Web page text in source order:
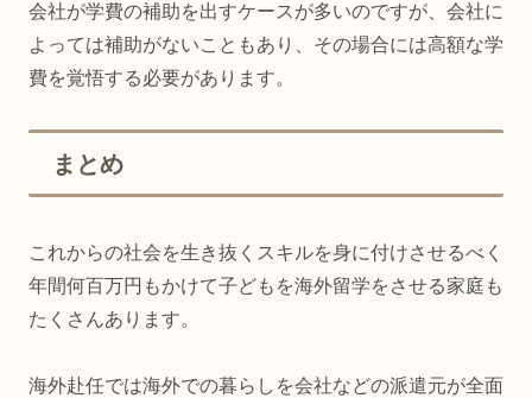
会社が学費の補助を出すケースが多いのですが、会社に
よっては補助がないこともあり、その場合には高額な学
費を覚悟する必要があります。
まとめ
これからの社会を生き抜くスキルを身に付けさせるべく
年間何百万円もかけて子どもを海外留学をさせる家庭も
たくさんあります。
海外赴任では海外での暮らしを会社などの派遣元が全面